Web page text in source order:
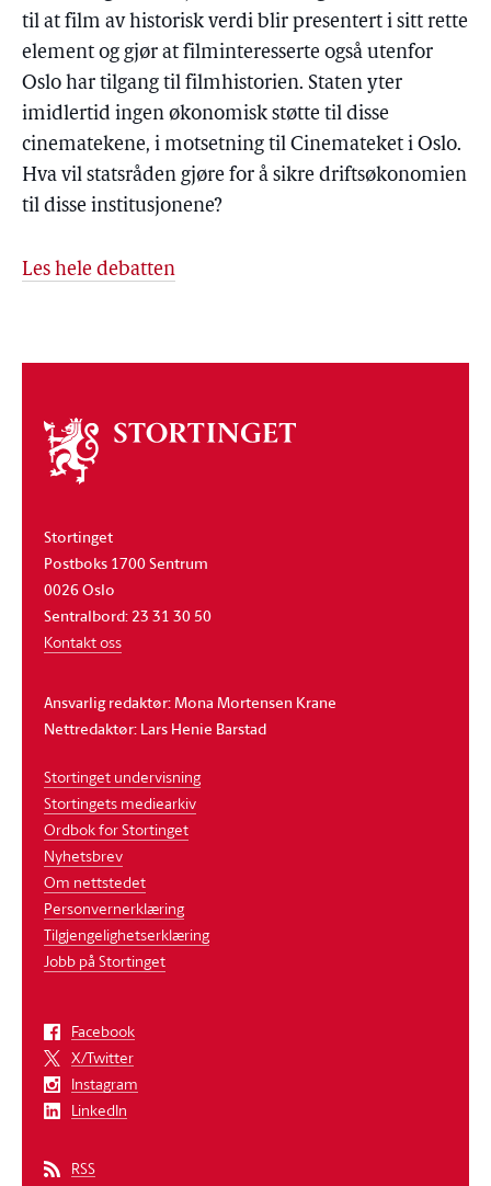
til at film av historisk verdi blir presentert i sitt rette
element og gjør at filminteresserte også utenfor
Oslo har tilgang til filmhistorien. Staten yter
imidlertid ingen økonomisk støtte til disse
cinematekene, i motsetning til Cinemateket i Oslo.
Hva vil statsråden gjøre for å sikre driftsøkonomien
til disse institusjonene?
Les hele debatten
Om
stortinget
Stortinget
Postboks 1700 Sentrum
0026 Oslo
Sentralbord: 23 31 30 50
Kontakt oss
Ansvarlig redaktør: Mona Mortensen Krane
Nettredaktør: Lars Henie Barstad
Stortinget undervisning
Stortingets mediearkiv
Ordbok for Stortinget
Nyhetsbrev
Om nettstedet
Personvernerklæring
Tilgjengelighetserklæring
Jobb på Stortinget
Facebook
X/Twitter
Instagram
LinkedIn
RSS